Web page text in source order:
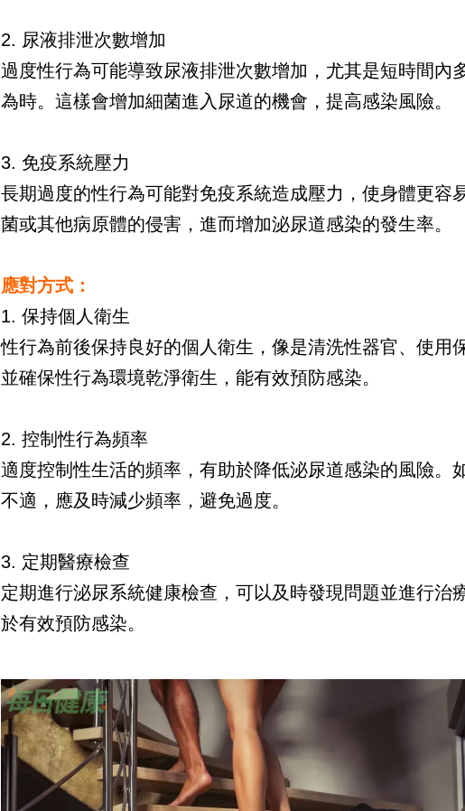
2. 尿液排泄次數增加
過度性行為可能導致尿液排泄次數增加，尤其是短時間內
為時。這樣會增加細菌進入尿道的機會，提高感染風險。
3. 免疫系統壓力
長期過度的性行為可能對免疫系統造成壓力，使身體更容
菌或其他病原體的侵害，進而增加泌尿道感染的發生率。
應對方式：
1. 保持個人衛生
性行為前後保持良好的個人衛生，像是清洗性器官、使用
並確保性行為環境乾淨衛生，能有效預防感染。
2. 控制性行為頻率
適度控制性生活的頻率，有助於降低泌尿道感染的風險。
不適，應及時減少頻率，避免過度。
3. 定期醫療檢查
定期進行泌尿系統健康檢查，可以及時發現問題並進行治
於有效預防感染。